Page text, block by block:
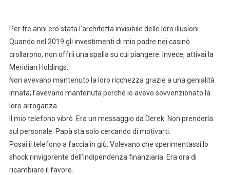
Per tre anni ero stata l’architetta invisibile delle loro illusioni.
Quando nel 2019 gli investimenti di mio padre nei casinò
crollarono, non offrii una spalla su cui piangere. Invece, attivai la
Meridian Holdings.
Non avevano mantenuto la loro ricchezza grazie a una genialità
innata; l’avevano mantenuta perché io avevo sovvenzionato la
loro arroganza.
Il mio telefono vibrò. Era un messaggio da Derek: Non prenderla
sul personale. Papà sta solo cercando di motivarti.
Posai il telefono a faccia in giù. Volevano che sperimentassi lo
shock rinvigorente dell’indipendenza finanziaria. Era ora di
ricambiare il favore.